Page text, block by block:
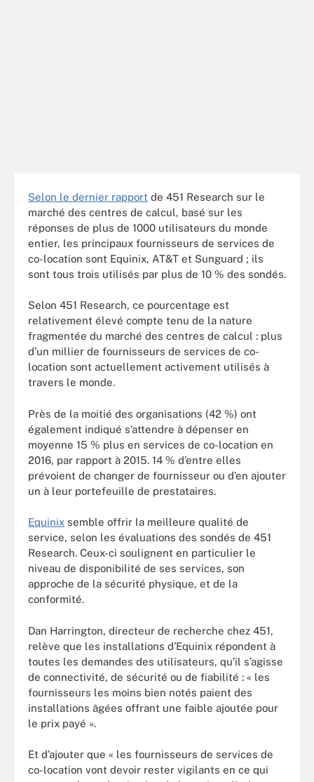
Selon le dernier rapport de 451 Research sur le
marché des centres de calcul, basé sur les
réponses de plus de 1000 utilisateurs du monde
entier, les principaux fournisseurs de services de
co-location sont Equinix, AT&T et Sunguard ; ils
sont tous trois utilisés par plus de 10 % des sondés.
Selon 451 Research, ce pourcentage est
relativement élevé compte tenu de la nature
fragmentée du marché des centres de calcul : plus
d’un millier de fournisseurs de services de co-
location sont actuellement activement utilisés à
travers le monde.
Près de la moitié des organisations (42 %) ont
également indiqué s’attendre à dépenser en
moyenne 15 % plus en services de co-location en
2016, par rapport à 2015. 14 % d’entre elles
prévoient de changer de fournisseur ou d’en ajouter
un à leur portefeuille de prestataires.
Equinix semble offrir la meilleure qualité de
service, selon les évaluations des sondés de 451
Research. Ceux-ci soulignent en particulier le
niveau de disponibilité de ses services, son
approche de la sécurité physique, et de la
conformité.
Dan Harrington, directeur de recherche chez 451,
relève que les installations d’Equinix répondent à
toutes les demandes des utilisateurs, qu’il s’agisse
de connectivité, de sécurité ou de fiabilité : « les
fournisseurs les moins bien notés paient des
installations âgées offrant une faible ajoutée pour
le prix payé ».
Et d’ajouter que « les fournisseurs de services de
co-location vont devoir rester vigilants en ce qui